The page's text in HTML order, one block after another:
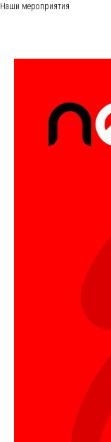
Наши мероприятия